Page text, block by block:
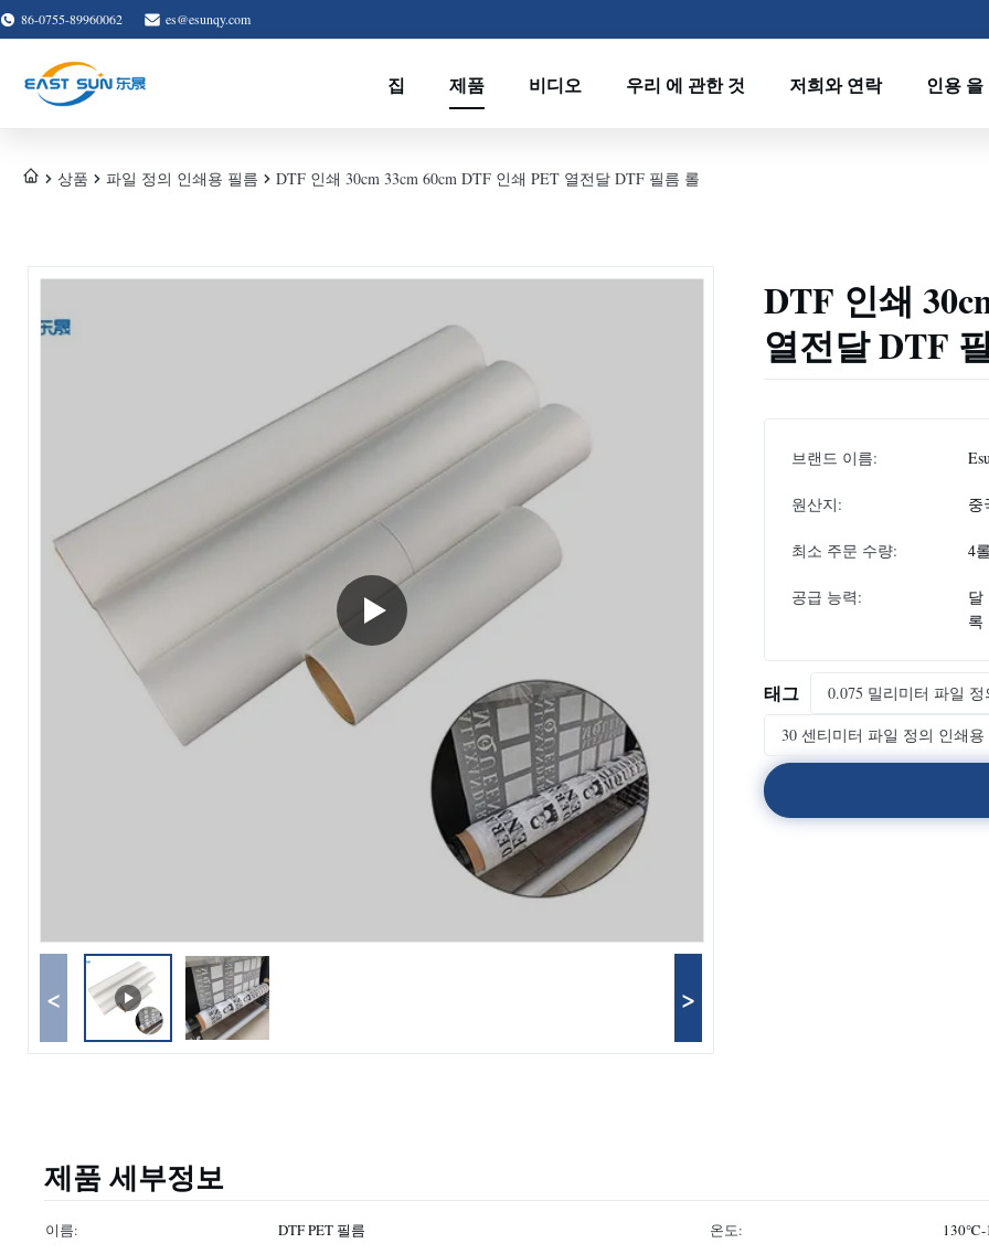
86-0755-89960062 es@esunqy.com
집 제품 비디오 우리 에 관한 것 저희와 연락 인용
상품 파일 정의 인쇄용 필름 DTF 인쇄 30cm 33cm 60cm DTF 인쇄 PET 열전달 DTF 필름 롤
< >
DTF 인쇄
열전달 DTF
브랜드 이름:
원산지: 중
최소 주문 수량: 4롤
공급 능력:
달
록
태그 0.075 밀리미터 파일
30 센티미터 파일 정의 인쇄용
제품 세부정보
이름: DTF PET 필름 온도: